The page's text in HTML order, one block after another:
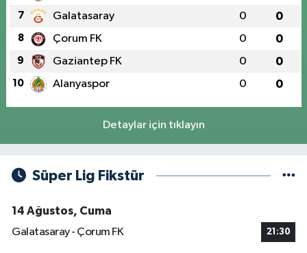
7 Galatasaray 0 0
8 Çorum FK 0 0
9 Gaziantep FK 0 0
10 Alanyaspor 0 0
Detaylar için tıklayın
Süper Lig Fikstür
14 Ağustos, Cuma
Galatasaray - Çorum FK
21:30